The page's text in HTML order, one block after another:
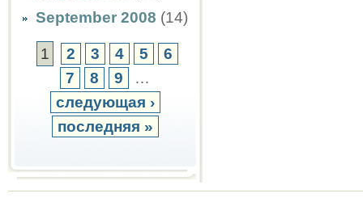
September 2008 (14)
1 2 3 4 5
6
7
8 9
…
следующая ›
последняя »